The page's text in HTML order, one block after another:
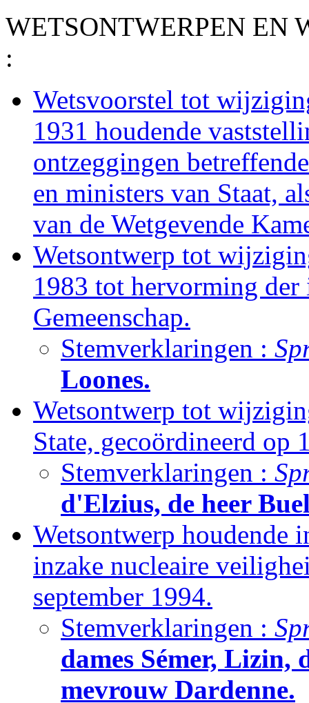
WETSONTWERPEN EN
:
Wetsvoorstel tot
1931 houdende
ontzeggingen
en ministers van Staat,
van de Wetgevende
Wetsontwerp tot
1983 tot hervorming
Gemeenschap.
Stemverklaringen :
Loones.
Wetsontwerp tot
State, gecoördineerd op
Stemverklaringen :
d'Elzius, de heer
Wetsontwerp houdende
inzake nucleaire
september 1994.
Stemverklaringen :
dames Sémer, Lizin,
mevrouw Dardenne.